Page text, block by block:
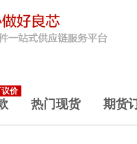
价
热门现货 期货